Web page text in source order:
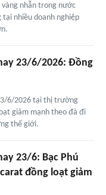
nhẫn trong nước
nhiều doanh nghiệp
23/6/2026: Đồng
6/2026 tại thị trường
giảm mạnh theo đà đi
thế giới.
23/6: Bạc Phú
đồng loạt giảm